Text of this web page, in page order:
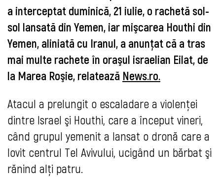
a interceptat duminică, 21 iulie, o rachetă sol-
sol lansată din Yemen, iar mişcarea Houthi din
Yemen, aliniată cu Iranul, a anunţat că a tras
mai multe rachete în oraşul israelian Eilat, de
la Marea Roşie, relatează News.ro.
Atacul a prelungit o escaladare a violenţei
dintre Israel şi Houthi, care a început vineri,
când grupul yemenit a lansat o dronă care a
lovit centrul Tel Avivului, ucigând un bărbat şi
rănind alţi patru.